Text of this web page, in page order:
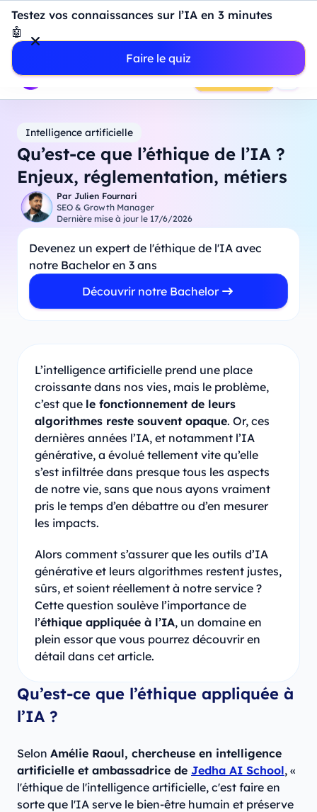
Testez vos connaissances sur l’IA en 3 minutes
🤖
Faire le quiz
Introduction à Power BI : construisez votre premier
dashboard de A à Z
- Mardi 11 Août
18h00
Professionnels
Étudiants Parents Entreprises
Prendre RDV
Intelligence artificielle
Qu’est-ce que l’éthique de l’IA ?
Enjeux, réglementation, métiers
Par Julien Fournari
SEO & Growth Manager
Dernière mise à jour le 17/6/2026
Devenez un expert de l'éthique de l'IA avec
notre Bachelor en 3 ans
Découvrir notre Bachelor
L’intelligence artificielle prend une place
croissante dans nos vies, mais le problème,
c’est que le fonctionnement de leurs
algorithmes reste souvent opaque. Or, ces
dernières années l’IA, et notamment l’IA
générative, a évolué tellement vite qu’elle
s’est infiltrée dans presque tous les aspects
de notre vie, sans que nous ayons vraiment
pris le temps d’en débattre ou d’en mesurer
les impacts.
Alors comment s’assurer que les outils d’IA
générative et leurs algorithmes restent justes,
sûrs, et soient réellement à notre service ?
Cette question soulève l’importance de
l’éthique appliquée à l’IA, un domaine en
plein essor que vous pourrez découvrir en
détail dans cet article.
Qu’est-ce que l’éthique appliquée à
l’IA ?
Selon Amélie Raoul, chercheuse en intelligence
artificielle et ambassadrice de Jedha AI School, «
l'éthique de l'intelligence artificielle, c'est faire en
sorte que l'IA serve le bien-être humain et préserve